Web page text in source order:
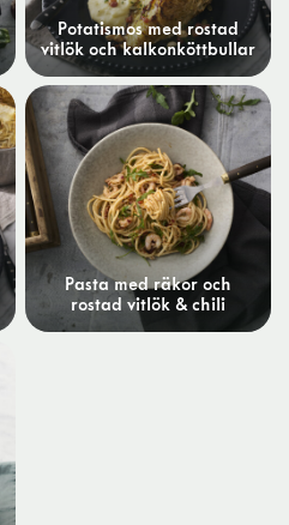
Potatismos med rostad
vitlök och kalkonköttbullar
Pasta med räkor och
rostad vitlök & chili